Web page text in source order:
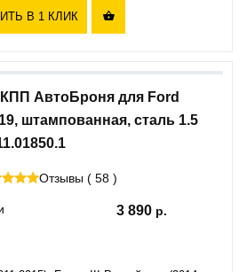
В 1 КЛИК 
АвтоБроня для Ford
штампованная, сталь 1.5
Отзывы ( 58 )
3 890